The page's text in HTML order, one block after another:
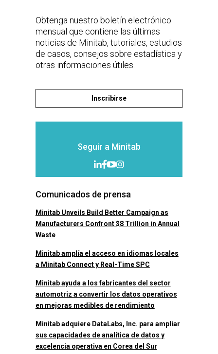
Obtenga nuestro boletín electrónico
mensual que contiene las últimas
noticias de Minitab, tutoriales, estudios
de casos, consejos sobre estadística y
otras informaciones útiles.
Inscribirse
Seguir a Minitab
Comunicados de prensa
Minitab Unveils Build Better Campaign as
Manufacturers Confront $8 Trillion in Annual
Waste
Minitab amplía el acceso en idiomas locales
a Minitab Connect y Real-Time SPC
Minitab ayuda a los fabricantes del sector
automotriz a convertir los datos operativos
en mejoras medibles de rendimiento
Minitab adquiere DataLabs, Inc. para ampliar
sus capacidades de analítica de datos y
excelencia operativa en Corea del Sur